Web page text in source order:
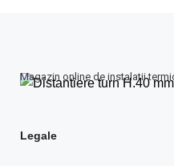
Magazin online de instalatii
Legale